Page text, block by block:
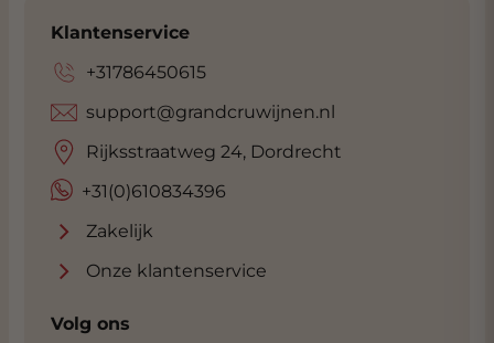
Klantenservice
+31786450615
+31(0)610834396
support@grandcruwijnen.nl
Rijksstraatweg 24, Dordrecht
Zakelijk
Onze klantenservice
Volg ons